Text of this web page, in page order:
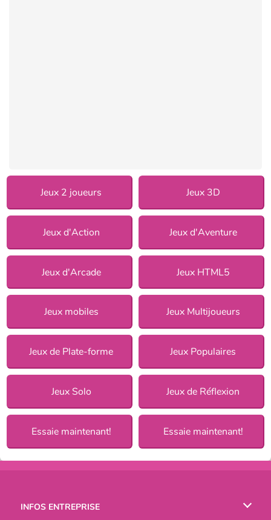
Jeux 2 joueurs Jeux 3D
Jeux d'Action Jeux d'Aventure
Jeux d'Arcade Jeux HTML5
Jeux mobiles Jeux Multijoueurs
Jeux de Plate-forme Jeux Populaires
Jeux Solo Jeux de Réflexion
Essaie maintenant! Essaie maintenant!
INFOS ENTREPRISE